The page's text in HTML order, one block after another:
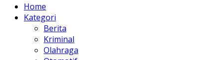
Home
Kategori
Berita
Kriminal
Olahraga